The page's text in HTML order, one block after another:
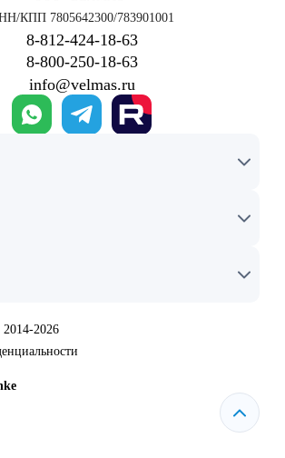
КПП 7805642300/783901001
8‑812‑424‑18‑63
8‑800‑250‑18‑63
info@velmas.ru
2026